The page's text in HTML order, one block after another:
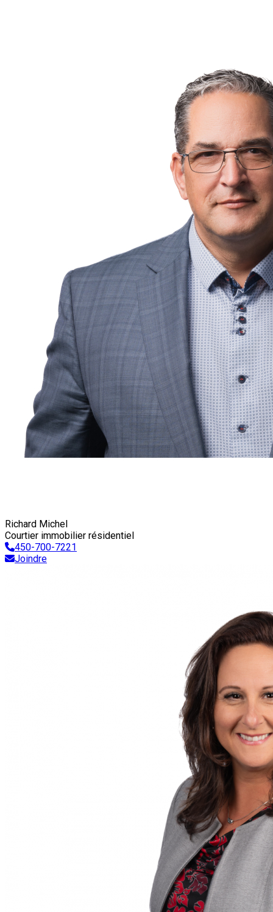
Richard Michel
Courtier immobilier résidentiel
450-700-7221
Joindre